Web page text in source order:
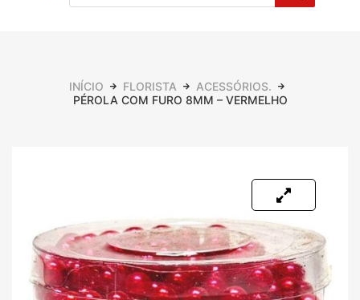
INÍCIO FLORISTA
ACESSÓRIOS.
PÉROLA COM FURO 8MM – VERMELHO